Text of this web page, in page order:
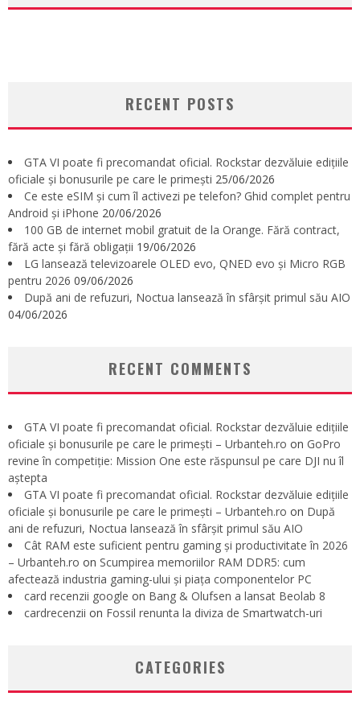
RECENT POSTS
GTA VI poate fi precomandat oficial. Rockstar dezvăluie edițiile
oficiale și bonusurile pe care le primești 25/06/2026
Ce este eSIM și cum îl activezi pe telefon? Ghid complet pentru
Android și iPhone 20/06/2026
100 GB de internet mobil gratuit de la Orange. Fără contract,
fără acte și fără obligații 19/06/2026
LG lansează televizoarele OLED evo, QNED evo și Micro RGB
pentru 2026 09/06/2026
După ani de refuzuri, Noctua lansează în sfârșit primul său AIO
04/06/2026
RECENT COMMENTS
GTA VI poate fi precomandat oficial. Rockstar dezvăluie edițiile
oficiale și bonusurile pe care le primești – Urbanteh.ro on GoPro
revine în competiție: Mission One este răspunsul pe care DJI nu îl
aștepta
GTA VI poate fi precomandat oficial. Rockstar dezvăluie edițiile
oficiale și bonusurile pe care le primești – Urbanteh.ro on După
ani de refuzuri, Noctua lansează în sfârșit primul său AIO
Cât RAM este suficient pentru gaming și productivitate în 2026
– Urbanteh.ro on Scumpirea memoriilor RAM DDR5: cum
afectează industria gaming-ului și piața componentelor PC
card recenzii google on Bang & Olufsen a lansat Beolab 8
cardrecenzii on Fossil renunta la diviza de Smartwatch-uri
CATEGORIES